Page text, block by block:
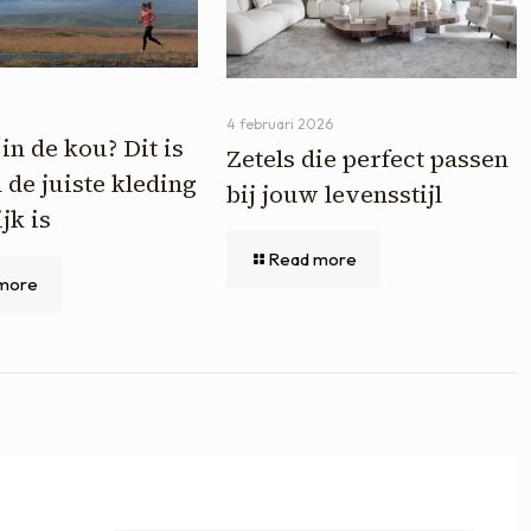
de kou? Dit is
de juiste kleding
is
4 februari 2026
Zetels die perfect passen
bij jouw levensstijl
Read more